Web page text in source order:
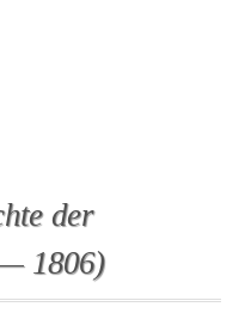
der
1806)